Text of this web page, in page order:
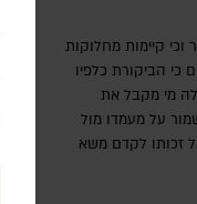
קיימות מחלוקות
כי הביקורת כלפיו
מי מקבל את
על מעמדו מול
זכותו לקדם משא